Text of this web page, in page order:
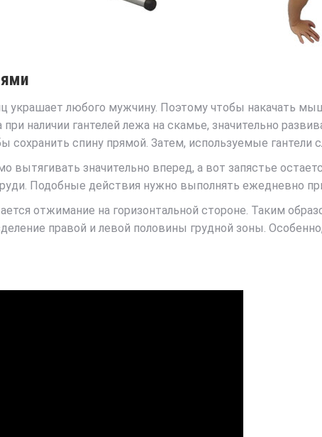
любого мужчину. Поэтому чтобы накачать
наличии гантелей лежа на скамье, значительно
сохранить спину прямой. Затем, используемые гантели
вытягивать значительно вперед, а вот запястье
Подобные действия нужно выполнять ежедневно
отжимание на горизонтальной стороне. Таким
правой и левой половины грудной зоны.